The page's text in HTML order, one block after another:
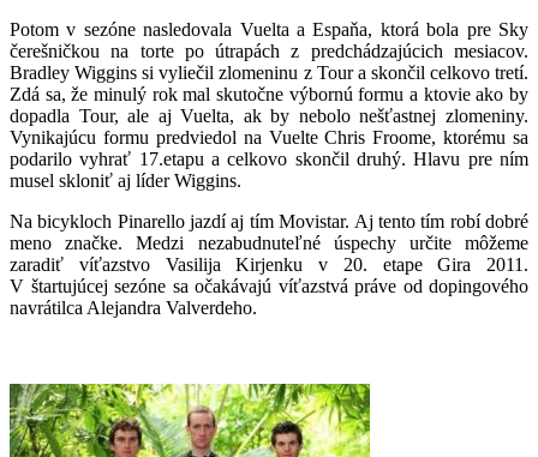
Potom v sezóne nasledovala Vuelta a Espaňa, ktorá bola pre Sky
čerešničkou na torte po útrapách z predchádzajúcich mesiacov.
Bradley Wiggins si vyliečil zlomeninu z Tour a skončil celkovo tretí.
Zdá sa, že minulý rok mal skutočne výbornú formu a ktovie ako by
dopadla Tour, ale aj Vuelta, ak by nebolo nešťastnej zlomeniny.
Vynikajúcu formu predviedol na Vuelte Chris Froome, ktorému sa
podarilo vyhrať 17.etapu a celkovo skončil druhý. Hlavu pre ním
musel skloniť aj líder Wiggins.
Na bicykloch Pinarello jazdí aj tím Movistar. Aj tento tím robí dobré
meno značke. Medzi nezabudnuteľné úspechy určite môžeme
zaradiť víťazstvo Vasilija Kirjenku v 20. etape Gira 2011.
V štartujúcej sezóne sa očakávajú víťazstvá práve od dopingového
navrátilca Alejandra Valverdeho.